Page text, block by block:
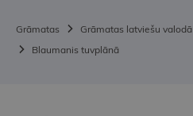
Grāmatas Grāmatas latviešu valodā
Blaumanis tuvplānā